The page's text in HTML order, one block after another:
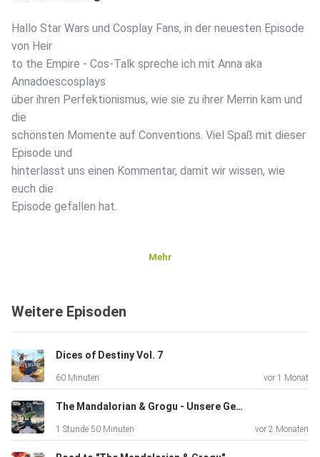
Hallo Star Wars und Cosplay Fans, in der neuesten Episode
von Heir
to the Empire - Cos-Talk spreche ich mit Anna aka
Annadoescosplays
über ihren Perfektionismus, wie sie zu ihrer Merrin kam und
die
schönsten Momente auf Conventions. Viel Spaß mit dieser
Episode und
hinterlasst uns einen Kommentar, damit wir wissen, wie
euch die
Episode gefallen hat.
Mehr
Weitere Episoden
Dices of Destiny Vol. 7
60 Minuten vor 1 Monat
The Mandalorian & Grogu - Unsere Gedanken
1 Stunde 50 Minuten vor 2 Monaten